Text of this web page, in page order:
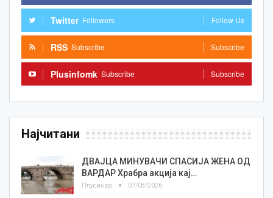
Twitter Followers Follow Us
RSS Subscribe Subscribe
Plusinfomk Subscribe Subscribe
Најчитани
ДВАЈЦА МИНУВАЧИ СПАСИЈА ЖЕНА ОД
ВАРДАР Храбра акција кај…
Плусинфо 07/08/2026